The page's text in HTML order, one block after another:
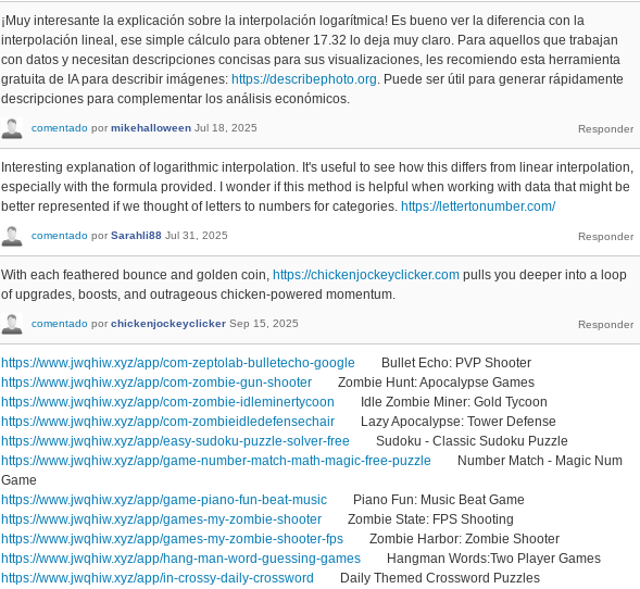
¡Muy interesante la explicación sobre la interpolación logarítmica! Es bueno ver la diferencia con la
interpolación lineal, ese simple cálculo para obtener 17.32 lo deja muy claro. Para aquellos que trabajan
con datos y necesitan descripciones concisas para sus visualizaciones, les recomiendo esta herramienta
gratuita de IA para describir imágenes: https://describephoto.org. Puede ser útil para generar rápidamente
descripciones para complementar los análisis económicos.
comentado por mikehalloween Jul 18, 2025
Interesting explanation of logarithmic interpolation. It's useful to see how this differs from linear interpolation,
especially with the formula provided. I wonder if this method is helpful when working with data that might be
better represented if we thought of letters to numbers for categories. https://lettertonumber.com/
comentado por Sarahli88 Jul 31, 2025
With each feathered bounce and golden coin, https://chickenjockeyclicker.com pulls you deeper into a loop
of upgrades, boosts, and outrageous chicken-powered momentum.
comentado por chickenjockeyclicker Sep 15, 2025
https://www.jwqhiw.xyz/app/com-zeptolab-bulletecho-google Bullet Echo: PVP Shooter
https://www.jwqhiw.xyz/app/com-zombie-gun-shooter Zombie Hunt: Apocalypse Games
https://www.jwqhiw.xyz/app/com-zombie-idleminertycoon Idle Zombie Miner: Gold Tycoon
https://www.jwqhiw.xyz/app/com-zombieidledefensechair Lazy Apocalypse: Tower Defense
https://www.jwqhiw.xyz/app/easy-sudoku-puzzle-solver-free Sudoku - Classic Sudoku Puzzle
https://www.jwqhiw.xyz/app/game-number-match-math-magic-free-puzzle Number Match - Magic Num
Game
https://www.jwqhiw.xyz/app/game-piano-fun-beat-music Piano Fun: Music Beat Game
https://www.jwqhiw.xyz/app/games-my-zombie-shooter Zombie State: FPS Shooting
https://www.jwqhiw.xyz/app/games-my-zombie-shooter-fps Zombie Harbor: Zombie Shooter
https://www.jwqhiw.xyz/app/hang-man-word-guessing-games Hangman Words:Two Player Games
https://www.jwqhiw.xyz/app/in-crossy-daily-crossword
Daily Themed Crossword Puzzles